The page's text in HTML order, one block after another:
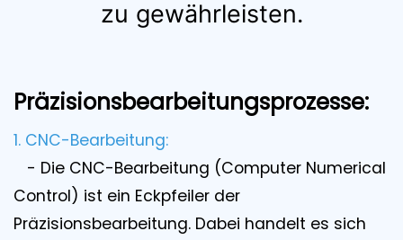
zu gewährleisten.
Präzisionsbearbeitungsprozesse:
1. CNC-Bearbeitung:
- Die CNC-Bearbeitung (Computer Numerical
Control) ist ein Eckpfeiler der
Präzisionsbearbeitung. Dabei handelt es sich